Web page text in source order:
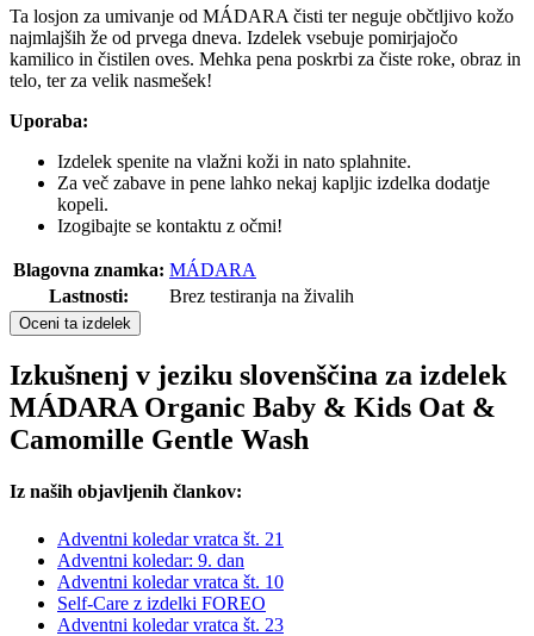
Ta losjon za umivanje od MÁDARA čisti ter neguje občtljivo kožo
najmlajših že od prvega dneva. Izdelek vsebuje pomirjajočo
kamilico in čistilen oves. Mehka pena poskrbi za čiste roke, obraz in
telo, ter za velik nasmešek!
Uporaba:
Izdelek spenite na vlažni koži in nato splahnite.
Za več zabave in pene lahko nekaj kapljic izdelka dodatje
kopeli.
Izogibajte se kontaktu z očmi!
Blagovna znamka: MÁDARA
Lastnosti:
Brez testiranja na živalih
Oceni ta izdelek
Izkušnenj v jeziku slovenščina za izdelek
MÁDARA Organic Baby & Kids Oat &
Camomille Gentle Wash
Iz naših objavljenih člankov:
Adventni koledar vratca št. 21
Adventni koledar: 9. dan
Adventni koledar vratca št. 10
Self-Care z izdelki FOREO
Adventni koledar vratca št. 23